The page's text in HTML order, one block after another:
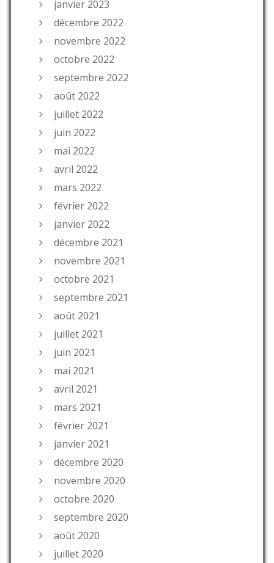
janvier 2023
décembre 2022
novembre 2022
octobre 2022
septembre 2022
août 2022
juillet 2022
juin 2022
mai 2022
avril 2022
mars 2022
février 2022
janvier 2022
décembre 2021
novembre 2021
octobre 2021
septembre 2021
août 2021
juillet 2021
juin 2021
mai 2021
avril 2021
mars 2021
février 2021
janvier 2021
décembre 2020
novembre 2020
octobre 2020
septembre 2020
août 2020
juillet 2020